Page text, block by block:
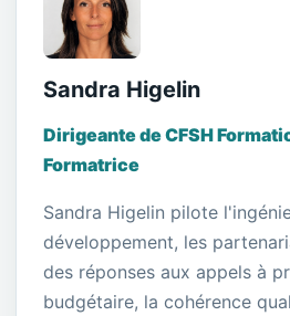
Sandra Higelin
Dirigeante de CFSH
Formatrice
Sandra Higelin pilote
développement, les
des réponses aux appels à
budgétaire, la cohérence